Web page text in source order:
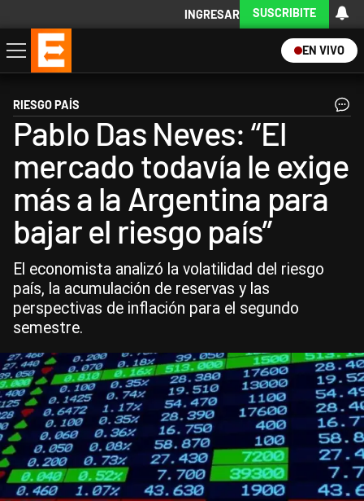
INGRESAR SUSCRIBITE
EN VIVO
Economía
Política
Internacional
Actualidad
Descargá la App
RIESGO PAÍS
Pablo Das Neves: “El
mercado todavía le exige
más a la Argentina para
bajar el riesgo país”
El economista analizó la volatilidad del riesgo
país, la acumulación de reservas y las
perspectivas de inflación para el segundo
semestre.